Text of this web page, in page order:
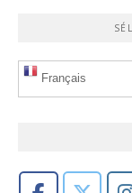
Français